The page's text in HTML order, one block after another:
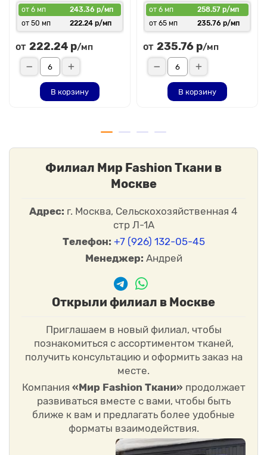
деформации.
Сетка гофрированная в горошек — это универсальный
гардеробу или интерьеру. Благодаря своим уникальным
свойствам, она открывает безграничные возможности для
творчества и самовыражения.
от 6 мп
243.36 р/мп
от 50 мп
222.24 р/мп
от 222.24 р/мп
В корзину
от 6 мп
258.57 р/мп
от 65 мп
235.76 р/мп
от 235.76 р/мп
В корзину
Филиал Мир Fashion Ткани в
Москве
Адрес: г. Москва, Сельскохозяйственная 4
стр Л-1А
Телефон: +7 (926) 132-05-45
Менеджер: Андрей
Открыли филиал в Москве
Приглашаем в новый филиал, чтобы
познакомиться с ассортиментом тканей,
получить консультацию и оформить заказ на
месте.
Компания «Мир Fashion Ткани» продолжает
развиваться вместе с вами, чтобы быть
ближе к вам и предлагать более удобные
форматы взаимодействия.